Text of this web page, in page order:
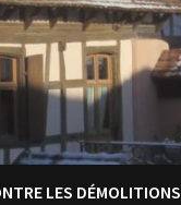
LES DÉMOLITIONS